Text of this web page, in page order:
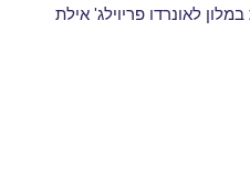
לאונרדו פריוילג' אילת